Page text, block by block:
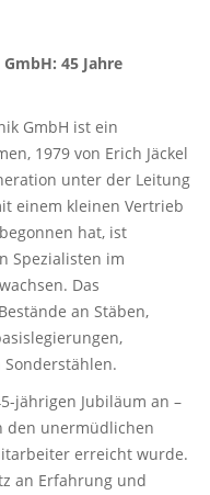
45 Jahre
GmbH ist ein
1979 von Erich Jäckel
unter der Leitung
einem kleinen Vertrieb
hat, ist
Spezialisten im
Das
an Stäben,
jährigen Jubiläum an –
den unermüdlichen
erreicht wurde.
an Erfahrung und